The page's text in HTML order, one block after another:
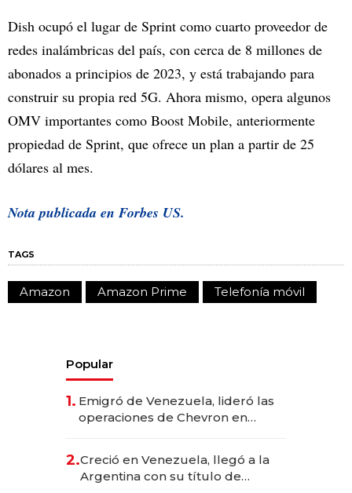
Dish ocupó el lugar de Sprint como cuarto proveedor de
redes inalámbricas del país, con cerca de 8 millones de
abonados a principios de 2023, y está trabajando para
construir su propia red 5G. Ahora mismo, opera algunos
OMV importantes como Boost Mobile, anteriormente
propiedad de Sprint, que ofrece un plan a partir de 25
dólares al mes.
Nota publicada en Forbes US.
TAGS
Amazon Amazon Prime Telefonía móvil
Popular
1. Emigró de Venezuela, lideró las
operaciones de Chevron en
2.Creció en Venezuela, llegó a la
Argentina con su título de